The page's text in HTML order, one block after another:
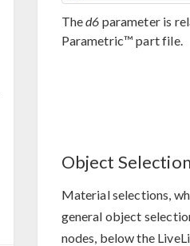
Thed6 parameter is
Parametric™ part file.
Object
Material selections,
general object
nodes, below the